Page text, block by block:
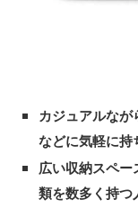
カジュアルな
などに気軽に持
広い収納スペ
類を数多く持